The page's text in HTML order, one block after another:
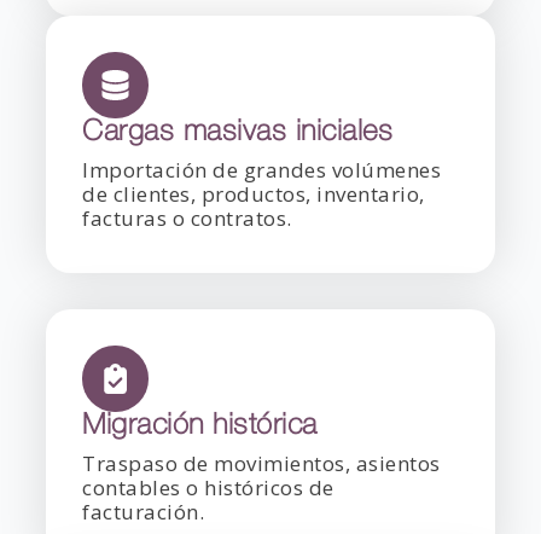
Cargas masivas iniciales
Importación de grandes volúmenes
de clientes, productos, inventario,
facturas o contratos.
Migración histórica
Traspaso de movimientos, asientos
contables o históricos de
facturación.